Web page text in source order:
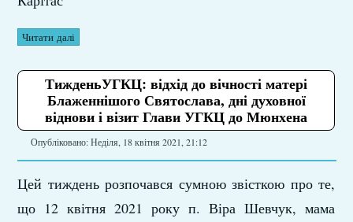
Читати далі
ТижденьУГКЦ: відхід до вічності матері
Блаженнішого Святослава, дні духовної
віднови і візит Глави УГКЦ до Мюнхена
Опубліковано: Неділя, 18 квітня 2021, 21:12
Цей тиждень розпочався сумною звісткою про те,
що 12 квітня 2021 року п. Віра Шевчук, мама